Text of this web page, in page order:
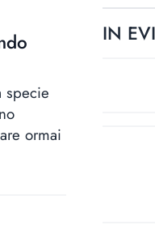
specie
ormai
IN